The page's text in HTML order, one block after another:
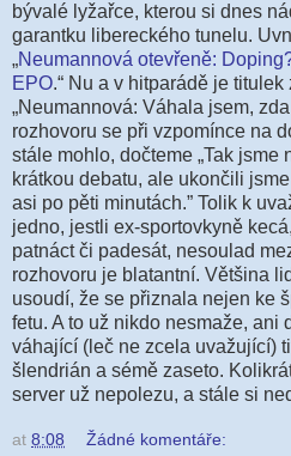
bývalé lyžařce, kterou si dnes
garantku libereckého tunelu.
„Neumannová otevřeně:
EPO.“ Nu a v hitparádě je titulek
„Neumannová: Váhala jsem,
rozhovoru se při vzpomínce na
stále mohlo, dočteme „Tak jsme
krátkou debatu, ale ukončili
asi po pěti minutách.” Tolik k
jedno, jestli ex-sportovkyně
patnáct či padesát, nesoulad
rozhovoru je blatantní. Většina
usoudí, že se přiznala nejen ke
fetu. A to už nikdo nesmaže, ani
váhající (leč ne zcela uvažující)
šlendrián a sémě zaseto.
server už nepolezu, a stále si
at 8:08 Žádné komentáře: